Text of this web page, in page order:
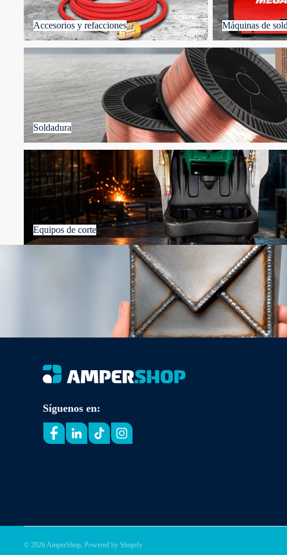
Accesorios y refacciones Máquinas de
Soldadura
Soldadura
Equipos de corte
Equipos de corte
Síguenos en:
© 2026AmperShop, Powered by Shopify